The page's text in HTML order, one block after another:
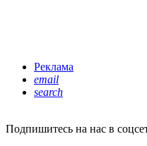
Реклама
email
search
Подпишитесь на нас в